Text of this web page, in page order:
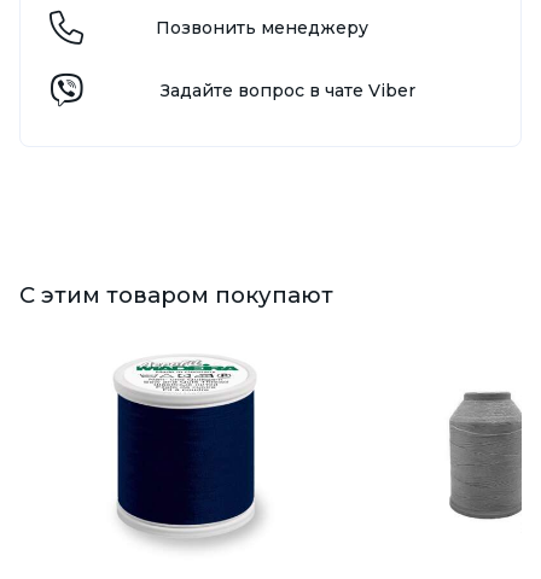
Позвонить менеджеру
Задайте вопрос в чате Viber
С этим товаром покупают